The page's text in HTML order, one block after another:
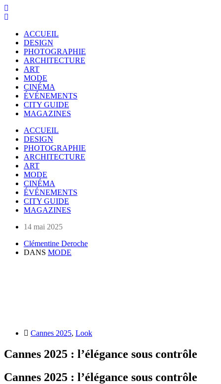
ACCUEIL
DESIGN
PHOTOGRAPHIE
ARCHITECTURE
ART
MODE
CINÉMA
ÉVÉNEMENTS
CITY GUIDE
MAGAZINES
ACCUEIL
DESIGN
PHOTOGRAPHIE
ARCHITECTURE
ART
MODE
CINÉMA
ÉVÉNEMENTS
CITY GUIDE
MAGAZINES
14 mai 2025
Clémentine Deroche
DANS MODE
Cannes 2025, Look
Cannes 2025 : l’élégance sous contrôle
Cannes 2025 : l’élégance sous contrôle